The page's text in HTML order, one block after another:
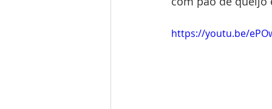
https://youtu.be/